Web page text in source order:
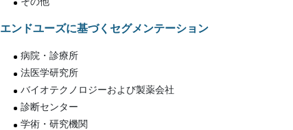
エンドユーズに基づくセグメンテーション
病院・診療所
法医学研究所
バイオテクノロジーおよび製薬会社
診断センター
学術・研究機関